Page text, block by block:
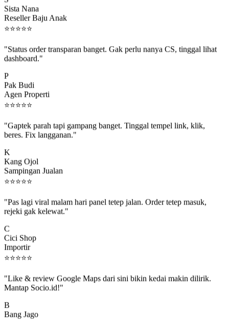
Reseller Baju Anak
⭐⭐⭐⭐⭐
dashboard."
Pak Budi
Agen Properti
⭐⭐⭐⭐⭐
beres. Fix langganan."
Kang Ojol
Sampingan Jualan
⭐⭐⭐⭐⭐
rejeki gak kelewat."
Cici Shop
Importir
⭐⭐⭐⭐⭐
Mantap Socio.id!"
Bang Jago
Owner Kopi